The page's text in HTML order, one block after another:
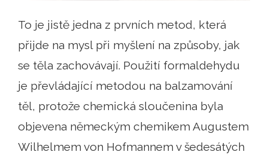
To je jistě jedna z prvních metod, která
přijde na mysl při myšlení na způsoby, jak
se těla zachovávají. Použití formaldehydu
je převládající metodou na balzamování
těl, protože chemická sloučenina byla
objevena německým chemikem Augustem
Wilhelmem von Hofmannem v šedesátých